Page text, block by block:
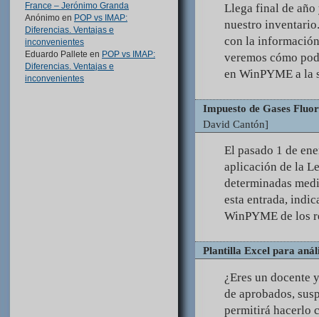
Llega final de año
nuestro
con la información
veremos cómo
en WinPYME a la
Impuesto de Gases
David Cantón]
El pasado 1 de
aplicación de la
determinadas
esta entrada,
WinPYME de los
Plantilla Excel para
¿Eres un docente
de aprobados,
permitirá hacerlo
France – Jerónimo Granda
Anónimo en POP vs IMAP:
Diferencias. Ventajas e
inconvenientes
Eduardo Pallete en POP vs IMAP:
Diferencias. Ventajas e
inconvenientes